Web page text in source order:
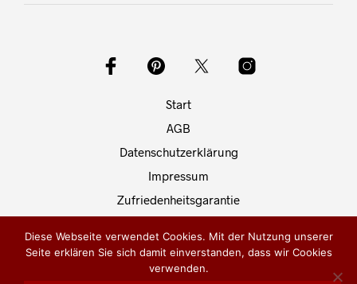
Start
AGB
Datenschutzerklärung
Impressum
Zufriedenheitsgarantie
Kontakt
Diese Webseite verwendet Cookies. Mit der Nutzung unserer
Seite erklären Sie sich damit einverstanden, dass wir Cookies
verwenden.